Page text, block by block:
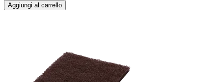
Aggiungi al carrello